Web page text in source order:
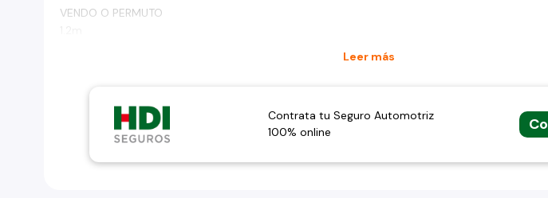
VENDO O PERMUTO
Leer más
Contrata tu Seguro Automotriz
100% online